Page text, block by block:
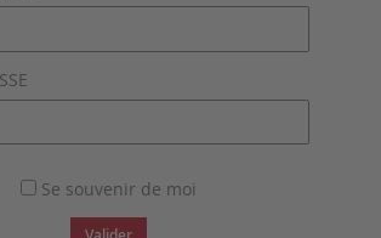
Se souvenir de moi